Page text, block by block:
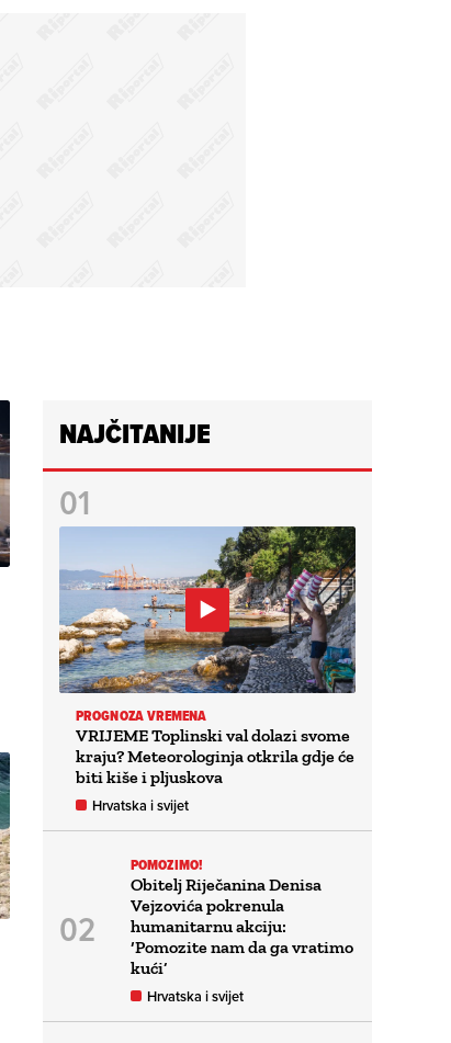
NAJČITANIJE
PROGNOZA VREMENA
VRIJEME Toplinski val dolazi svome
kraju? Meteorologinja otkrila gdje će
biti kiše i pljuskova
Hrvatska i svijet
POMOZIMO!
Obitelj Riječanina Denisa
Vejzovića pokrenula
humanitarnu akciju:
‘Pomozite nam da ga vratimo
kući’
Hrvatska i svijet